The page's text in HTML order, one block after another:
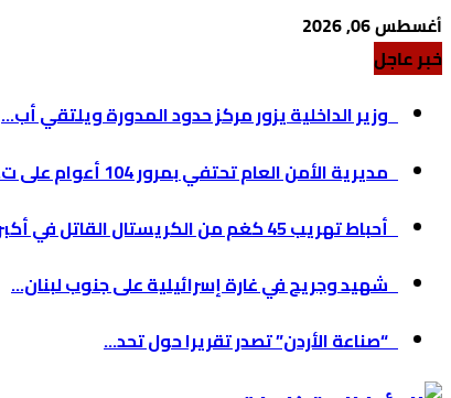
أغسطس 06, 2026
خبر عاجل
وزير الداخلية يزور مركز حدود المدورة ويلتقي أب...
مديرية الأمن العام تحتفي بمرور 104 أعوام على ت...
أحباط تهريب 45 كغم من الكريستال القاتل في أكبر...
شهيد وجريح في غارة إسرائيلية على جنوب لبنان...
“صناعة الأردن” تصدر تقريرا حول تحد...